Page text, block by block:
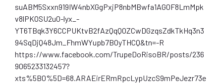
suABM5Sxxn919IW4nbXGgPxjP8nbMBwfa1AG0F8LmMpk
v8lPKOSU2u0-lyx_-
YT6TBqk3Y6CCPUKtvB2fAzQqQOZCwDGzqsZdkTkHq3n3
94SqDjQ48Jm_FhmWYupb7BOyTHCQ&tn=-R
https://www.facebook.com/TrupeDoRisoBR/posts/236
9065233132457?
xts%5B0%5D=68.ARAEirERmRpcLypUzcS9mPeJezr73e